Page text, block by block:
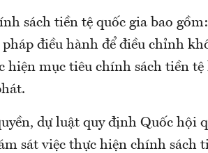
sách tiền tệ quốc gia bao
pháp điều hành để điều chỉnh
hiện mục tiêu chính sách tiền
dự luật quy định Quốc hội
sát việc thực hiện chính sách